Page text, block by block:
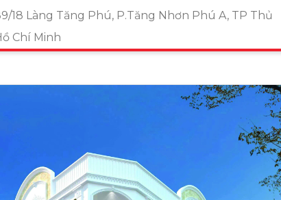
18 Làng Tăng Phú, P.Tăng Nhơn Phú A, TP Thủ
Chí Minh